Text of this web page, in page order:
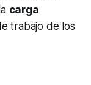
carga
trabajo de los